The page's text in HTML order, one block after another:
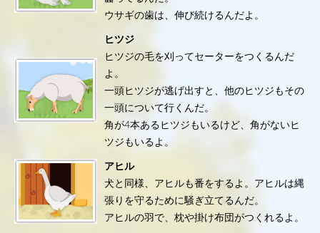
ウサギの歯は、伸び続けるんだよ。
ヒツジ
ヒツジの毛を刈ってセーターをつくるんだ
よ。
一頭ヒツジが逃げ出すと、他のヒツジもその
一頭について行くんだ。
角が4本あるヒツジもいるけど、角がないヒ
ツジもいるよ。
アヒル
犬と同様、アヒルも番をするよ。アヒルは縄
張りを守るために騒ぎ立てるんだ。
アヒルの羽で、枕や掛け布団がつくれるよ。